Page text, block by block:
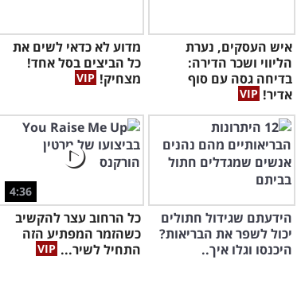
איש העסקים, נערת
הליווי ושכר הדירה:
בדיחה גסה עם סוף
אדיר!
מדוע לא כדאי לשים את
כל הביצים בסל אחד!
מצחיק!
הידעתם שגידול חתולים
יכול לשפר את הבריאות?
היכנסו וגלו איך..
4:36
כל הרחוב עצר להקשיב
כשהזמר המפתיע הזה
התחיל לשיר...